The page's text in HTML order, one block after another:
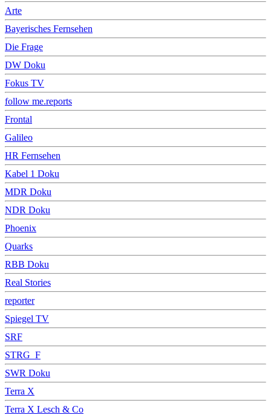
Arte
Bayerisches Fernsehen
Die Frage
DW Doku
Fokus TV
follow me.reports
Frontal
Galileo
HR Fernsehen
Kabel 1 Doku
MDR Doku
NDR Doku
Phoenix
Quarks
RBB Doku
Real Stories
reporter
Spiegel TV
SRF
STRG_F
SWR Doku
Terra X
Terra X Lesch & Co